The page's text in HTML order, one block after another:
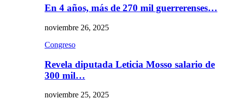
En 4 años, más de 270 mil guerrerenses…
noviembre 26, 2025
Congreso
Revela diputada Leticia Mosso salario de
300 mil…
noviembre 25, 2025